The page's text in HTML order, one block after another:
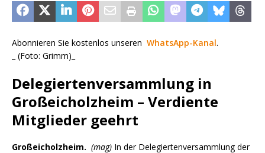
Abonnieren Sie kostenlos unseren WhatsApp-Kanal.
_ (Foto: Grimm)_
Delegiertenversammlung in
Großeicholzheim – Verdiente
Mitglieder geehrt
Großeicholzheim. (mag) In der Delegiertenversammlung der